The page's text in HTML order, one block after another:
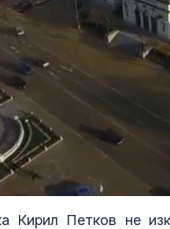
Кирил Петков не